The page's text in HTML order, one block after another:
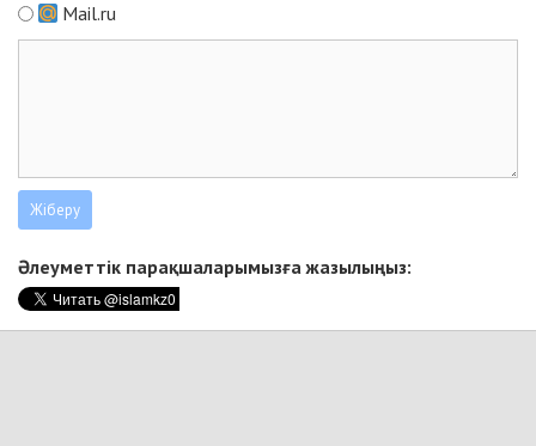
Mail.ru
Әлеуметтік парақшаларымызға жазылыңыз: